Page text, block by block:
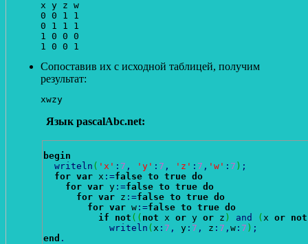
x y z w
0 0 1 1
0 1 1 1
1 0 0 0
Сопоставив их с исходной таблицей, получим
результат:
xwzy
Язык pascalAbc.net:
begin
writeln ( 'x' : 7 , 'y' : 7 , 'z' : 7 , 'w' : 7 ) ;
for var x : =false to true do
for var y : =false to true do
for var z : =false to true do
for var w : =false to true do
if
not ( ( not x or y or z ) and ( x or not
writeln ( x : 7 , y : 7 , z : 7 , w : 7 ) ;
end .